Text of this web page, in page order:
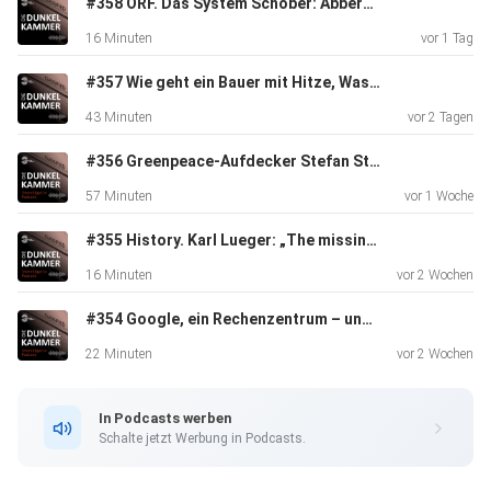
einen
geplanten Anschlag auf ein Geflüchtetenheim gekauft
wurden.
Die Recherchen führten zu Hausdurchsuchungen und
wobei Geray selbst eine Morddrohung aus der
Untersuchungshaft
ihrer
Rolle und die laufenden Gerichtsverfahren, bei denen sie
Zeugin aussagt.
16 Minuten vor 1 Tag
#357 Wie geht ein Bauer mit Hitze, Wassernot, Ernteausfällen um?
43 Minuten vor 2 Tagen
#356 Greenpeace-Aufdecker Stefan Stadler über den burgenländischen Asbest-Skandal
57 Minuten vor 1 Woche
#355 History. Karl Lueger: „The missing image“
16 Minuten vor 2 Wochen
#354 Google, ein Rechenzentrum – und (keine) Politik
22 Minuten vor 2 Wochen
In Podcasts werben
Schalte jetzt Werbung in Podcasts.